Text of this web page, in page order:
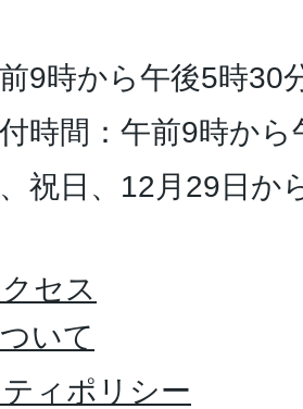
9時から午後5時30
時間：午前9時か
、祝日、12月29日
セス
いて
ィポリシー